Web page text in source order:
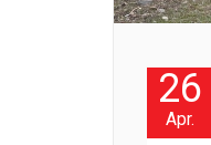
26
Apr.